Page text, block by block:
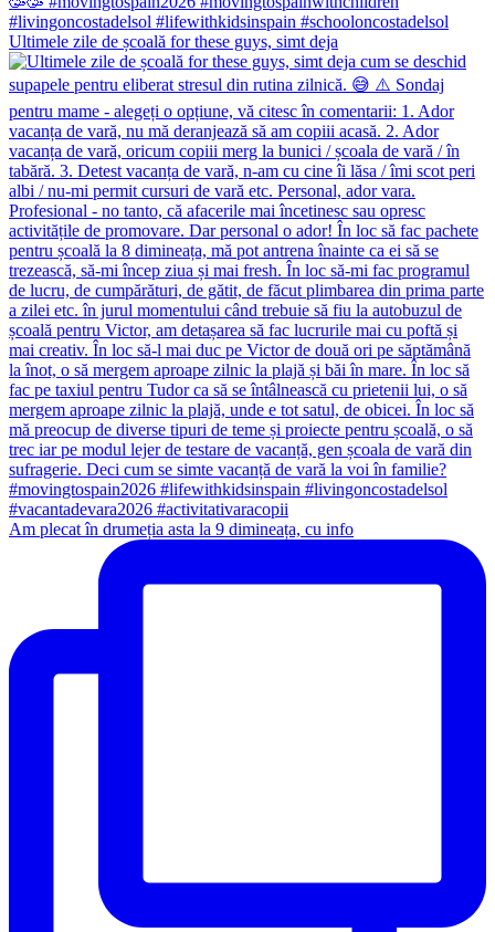
Ultimele zile de școală for these guys, simt deja
Am plecat în drumeția asta la 9 dimineața, cu info